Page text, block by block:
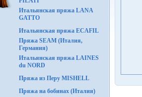
Итальянская пряжа LANA
GATTO
Итальянская пряжа ECAFIL
Пряжа SEAM (Италия,
Германия)
Итальянская пряжа LAINES
du NORD
Пряжа из Перу MISHELL
Пряжа на бобинах (Италия)